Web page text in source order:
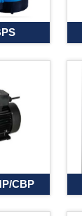
CBP